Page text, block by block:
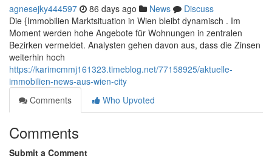
agnesejky444597 86 days ago News
Discuss
Die {Immobilien Marktsituation in Wien bleibt dynamisch . Im
Moment werden hohe Angebote für Wohnungen in zentralen
Bezirken vermeldet. Analysten gehen davon aus, dass die Zinsen
weiterhin hoch
https://karimcmmj161323.timeblog.net/77158925/aktuelle-
immobilien-news-aus-wien-city
Comments
Who Upvoted
Comments
Submit a Comment